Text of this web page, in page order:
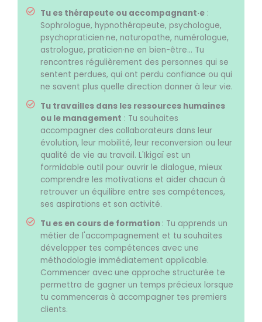
Tu es thérapeute ou accompagnant·e:
Sophrologue, hypnothérapeute, psychologue,
psychopraticien·ne, naturopathe, numérologue,
astrologue, praticien·ne en bien-être… Tu
rencontres régulièrement des personnes qui se
sentent perdues, qui ont perdu confiance ou qui
ne savent plus quelle direction donner à leur vie.
Tu travailles dans les ressources humaines
ou le management : Tu souhaites
accompagner des collaborateurs dans leur
évolution, leur mobilité, leur reconversion ou leur
qualité de vie au travail. L'Ikigaï est un
formidable outil pour ouvrir le dialogue, mieux
comprendre les motivations et aider chacun à
retrouver un équilibre entre ses compétences,
ses aspirations et son activité.
Tu es en cours de formation : Tu apprends un
métier de l'accompagnement et tu souhaites
développer tes compétences avec une
méthodologie immédiatement applicable.
Commencer avec une approche structurée te
permettra de gagner un temps précieux lorsque
tu commenceras à accompagner tes premiers
clients.